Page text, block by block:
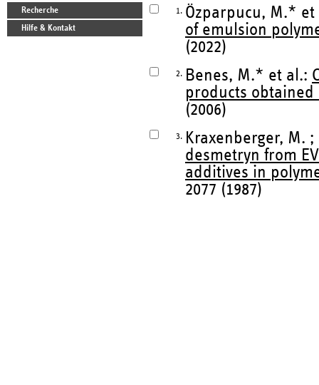
Recherche
Hilfe & Kontakt
1. Özparpucu, M.*
of emulsion
(2022)
2. Benes, M.* et al.:
products
(2006)
3.
Kraxenberger, M.
desmetryn from
additives in
2077 (1987)